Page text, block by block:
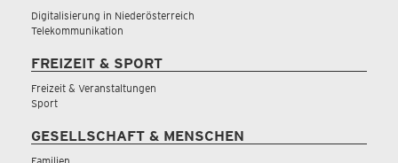
Digitalisierung in Niederösterreich
Telekommunikation
FREIZEIT & SPORT
Freizeit & Veranstaltungen
Sport
GESELLSCHAFT & MENSCHEN